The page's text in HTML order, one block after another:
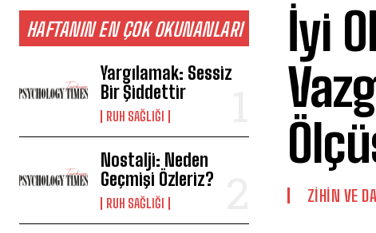
HAFTANIN EN ÇOK OKUNANLARI
Yargılamak: Sessiz
Bir Şiddettir
⁠RUH SAĞLIĞI
Nostalji: Neden
Geçmişi Özleriz?
⁠RUH SAĞLIĞI
İyi
⁠ZIHIN VE